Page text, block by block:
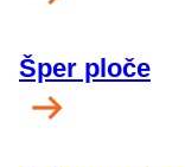
Šper ploče